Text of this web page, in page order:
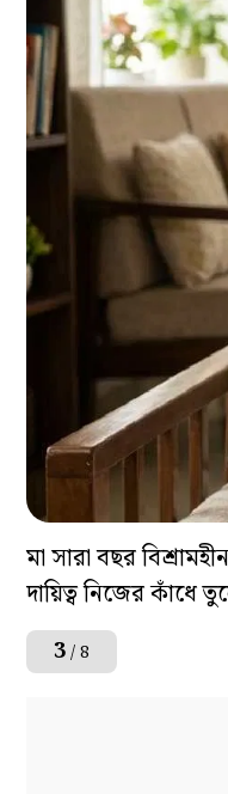
মা সারা বছর
দায়িত্ব নিজের কাঁধে
3/ 8